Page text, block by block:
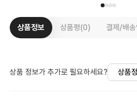
상품정보 상품평(0) 결제/배송
상품 정보가 추가로 필요하세요? 상품